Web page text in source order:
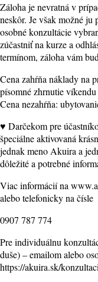
Záloha je nevratná v
neskôr. Je však možné
osobné konzultácie
zúčastniť na kurze a
termínom, záloha vám
Cena zahŕňa náklady na
písomné zhrnutie
Cena nezahŕňa:
♥ Darčekom pre
špeciálne aktivovaná
jednak meno Akuira a
dôležité a potrebné
Viac informácií na
alebo telefonicky na čísle
0907 787 774
Pre individuálnu
duše) – emailom alebo
https://akuira.sk/